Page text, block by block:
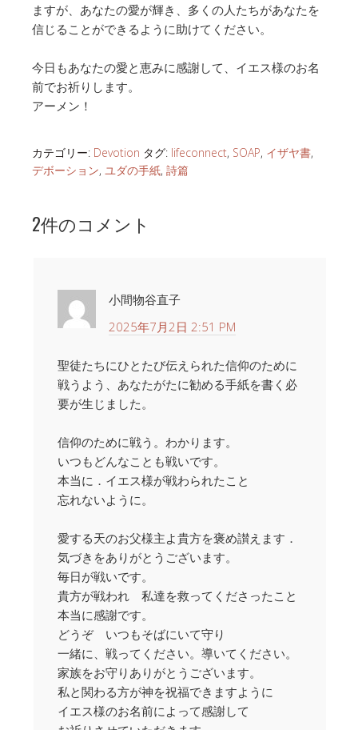
ますが、あなたの愛が輝き、多くの人たちがあなたを
信じることができるように助けてください。
今日もあなたの愛と恵みに感謝して、イエス様のお名
前でお祈りします。
アーメン！
カテゴリー: Devotion タグ: lifeconnect, SOAP, イザヤ書,
デボーション, ユダの手紙, 詩篇
2件のコメント
小間物谷直子
2025年7月2日 2:51 PM
聖徒たちにひとたび伝えられた信仰のために
戦うよう、あなたがたに勧める手紙を書く必
要が生じました。
信仰のために戦う。わかります。
いつもどんなことも戦いです。
本当に．イエス様が戦わられたこと
忘れないように。
愛する天のお父様主よ貴方を褒め讃えます．
気づきをありがとうございます。
毎日が戦いです。
貴方が戦われ 私達を救ってくださったこと
本当に感謝です。
どうぞ いつもそばにいて守り
一緒に、戦ってください。導いてください。
家族をお守りありがとうございます。
私と関わる方が神を祝福できますように
イエス様のお名前によって感謝して